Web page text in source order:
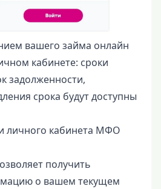
вашего займа онлайн
кабинете: сроки
задолженности,
срока будут доступны
личного кабинета МФО
получить
о вашем текущем